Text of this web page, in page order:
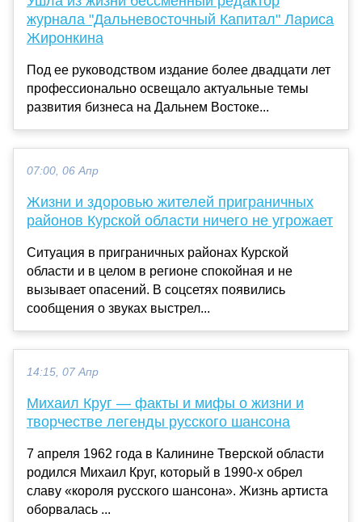
журнала "Дальневосточный Капитал" Лариса
Жиронкина
Под ее руководством издание более двадцати лет
профессионально освещало актуальные темы
развития бизнеса на Дальнем Востоке...
07:00, 06 Апр
Жизни и здоровью жителей приграничных
районов Курской области ничего не угрожает
Ситуация в приграничных районах Курской
области и в целом в регионе спокойная и не
вызывает опасений. В соцсетях появились
сообщения о звуках выстрел...
14:15, 07 Апр
Михаил Круг — факты и мифы о жизни и
творчестве легенды русского шансона
7 апреля 1962 года в Калинине Тверской области
родился Михаил Круг, который в 1990-х обрел
славу «короля русского шансона». Жизнь артиста
оборвалась ...